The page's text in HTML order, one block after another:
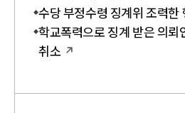
수당 부정수령 징계위 조력한
학교폭력으로 징계 받은 의뢰
취소